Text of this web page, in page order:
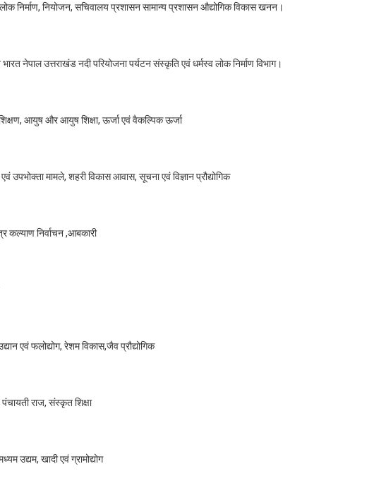
निर्माण, नियोजन, सचिवालय प्रशासन सामान्य प्रशासन औद्योगिक विकास खनन।
नेपाल उत्तराखंड नदी परियोजना पर्यटन संस्कृति एवं धर्मस्व लोक निर्माण विभाग।
आयुष और आयुष शिक्षा, ऊर्जा एवं वैकल्पिक ऊर्जा
एवं उपभोक्ता मामले, शहरी विकास आवास, सूचना एवं विज्ञान प्रौद्योगिक
निर्वाचन ,आबकारी
एवं फलोद्योग, रेशम विकास,जैव प्रौद्योगिक
पंचायती राज, संस्कृत शिक्षा
उद्यम, खादी एवं ग्रामोद्योग